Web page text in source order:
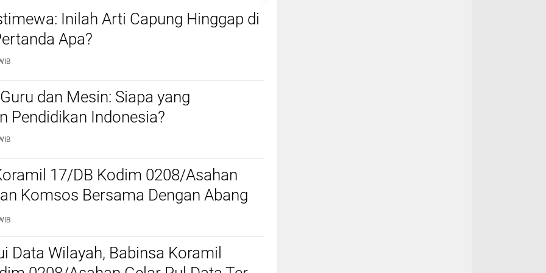
Inilah Arti Capung Hinggap di
Apa?
dan Mesin: Siapa yang
Pendidikan Indonesia?
17/DB Kodim 0208/Asahan
Komsos Bersama Dengan Abang
Data Wilayah, Babinsa Koramil